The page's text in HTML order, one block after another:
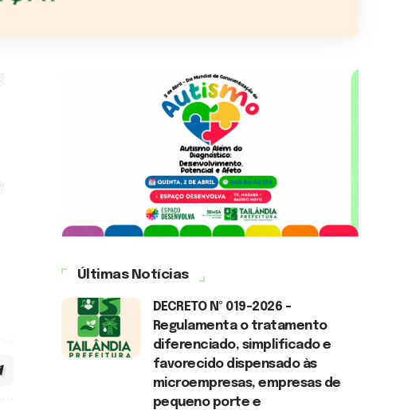
Últimas Notícias
DECRETO Nº 019-2026 -
Regulamenta o tratamento
diferenciado, simplificado e
favorecido dispensado às
microempresas, empresas de
pequeno porte e